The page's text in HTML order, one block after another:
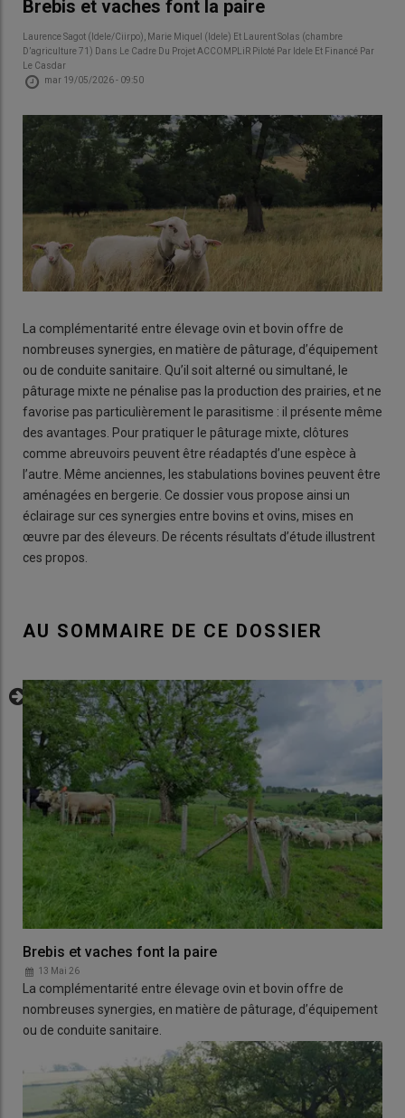
Brebis et vaches font la paire
Laurence Sagot (Idele/Ciirpo), Marie Miquel (Idele) Et Laurent Solas (chambre
D’agriculture 71) Dans Le Cadre Du Projet ACCOMPLiR Piloté Par Idele Et Financé Par
Le Casdar
mar 19/05/2026 - 09:50
La complémentarité entre élevage ovin et bovin offre de
nombreuses synergies, en matière de pâturage, d’équipement
ou de conduite sanitaire. Qu’il soit alterné ou simultané, le
pâturage mixte ne pénalise pas la production des prairies, et ne
favorise pas particulièrement le parasitisme : il présente même
des avantages. Pour pratiquer le pâturage mixte, clôtures
comme abreuvoirs peuvent être réadaptés d’une espèce à
l’autre. Même anciennes, les stabulations bovines peuvent être
aménagées en bergerie. Ce dossier vous propose ainsi un
éclairage sur ces synergies entre bovins et ovins, mises en
œuvre par des éleveurs. De récents résultats d’étude illustrent
ces propos.
AU SOMMAIRE DE CE DOSSIER
Brebis et vaches font la paire
13 Mai 26
La complémentarité entre élevage ovin et bovin offre de
nombreuses synergies, en matière de pâturage, d’équipement
ou de conduite sanitaire.